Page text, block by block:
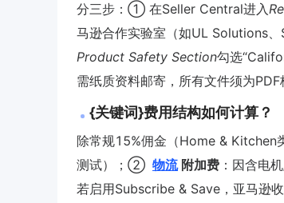
分三步：① 在Seller Central进入
马逊合作实验室（如UL Solutions
Product Safety Section勾选
需纸质资料邮寄，所有文件须为PDF
{关键词}费用结构如何计算？
除常规15%佣金（Home &
测试）；② 物流 附加费 ：因含电
若启用Subscribe & Save，亚马逊